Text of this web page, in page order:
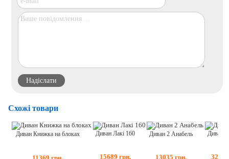
Схожі товари
Диван Книжка на блоках Диван Лакі 160
15689 грн.
Диван 2 Анабель
13035 грн.
Диван
32753